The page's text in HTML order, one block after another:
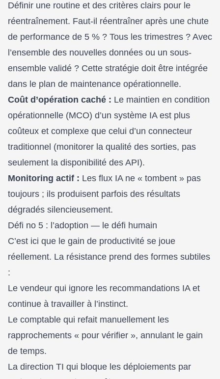
Définir une routine et des critères clairs pour le
réentraînement. Faut-il réentraîner après une chute
de performance de 5 % ? Tous les trimestres ? Avec
l’ensemble des nouvelles données ou un sous-
ensemble validé ? Cette stratégie doit être intégrée
dans le plan de maintenance opérationnelle.
Coût d’opération caché : Le maintien en condition
opérationnelle (MCO) d’un système IA est plus
coûteux et complexe que celui d’un connecteur
traditionnel (monitorer la qualité des sorties, pas
seulement la disponibilité des API).
Monitoring actif : Les flux IA ne « tombent » pas
toujours ; ils produisent parfois des résultats
dégradés silencieusement.
Défi no 5 : l’adoption — le défi humain
C’est ici que le gain de productivité se joue
réellement. La résistance prend des formes subtiles
:
Le vendeur qui ignore les recommandations IA et
continue à travailler à l’instinct.
Le comptable qui refait manuellement les
rapprochements « pour vérifier », annulant le gain
de temps.
La direction TI qui bloque les déploiements par